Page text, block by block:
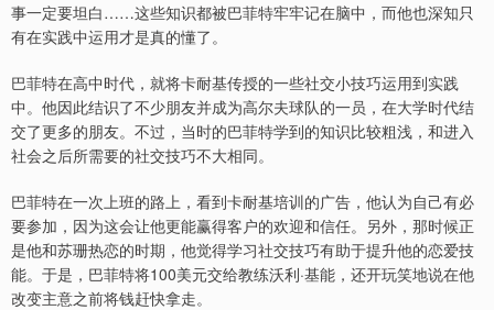
事一定要坦白……这些知识都被巴菲特牢牢记在脑中，而他也深知只
有在实践中运用才是真的懂了。
巴菲特在高中时代，就将卡耐基传授的一些社交小技巧运用到实践
中。他因此结识了不少朋友并成为高尔夫球队的一员，在大学时代结
交了更多的朋友。不过，当时的巴菲特学到的知识比较粗浅，和进入
社会之后所需要的社交技巧不大相同。
巴菲特在一次上班的路上，看到卡耐基培训的广告，他认为自己有必
要参加，因为这会让他更能赢得客户的欢迎和信任。另外，那时候正
是他和苏珊热恋的时期，他觉得学习社交技巧有助于提升他的恋爱技
能。于是，巴菲特将100美元交给教练沃利·基能，还开玩笑地说在他
改变主意之前将钱赶快拿走。